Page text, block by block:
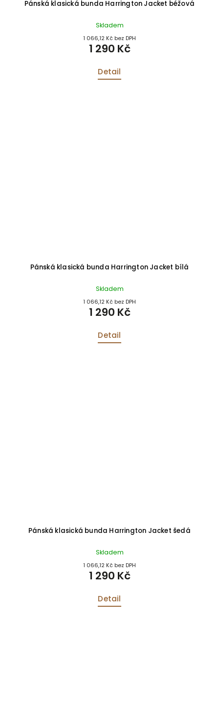
Pánská klasická bunda Harrington Jacket béžová
Skladem
1 066,12 Kč bez DPH
1 290 Kč
Detail
Pánská klasická bunda Harrington Jacket bílá
Skladem
1 066,12 Kč bez DPH
1 290 Kč
Detail
Pánská klasická bunda Harrington Jacket šedá
Skladem
1 066,12 Kč bez DPH
1 290 Kč
Detail